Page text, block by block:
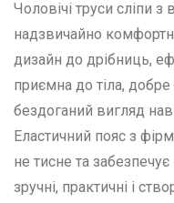
Чоловічі труси сліпи з
надзвичайно
дизайн до дрібниць,
приємна до тіла,
бездоганий вигляд
Еластичний пояс з
не тисне та
зручні, практичні і